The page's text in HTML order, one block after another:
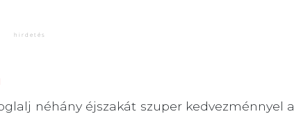
néhány éjszakát szuper kedvezménnyel a